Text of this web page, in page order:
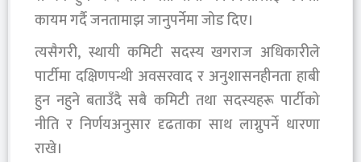
कायम गर्दै जनतामाझ जानुपर्नेमा जोड दिए।
त्यसैगरी, स्थायी कमिटी सदस्य खगराज अधिकारीले
पार्टीमा दक्षिणपन्थी अवसरवाद र अनुशासनहीनता हाबी
हुन नहुने बताउँदै सबै कमिटी तथा सदस्यहरू पार्टीको
नीति र निर्णयअनुसार दृढताका साथ लाग्नुपर्ने धारणा
राखे।